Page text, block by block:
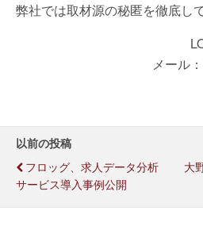
弊社では取材源の秘匿を徹底し
メール
以前の投稿
フロッグ、求人データ分析
サービス導入事例公開
大